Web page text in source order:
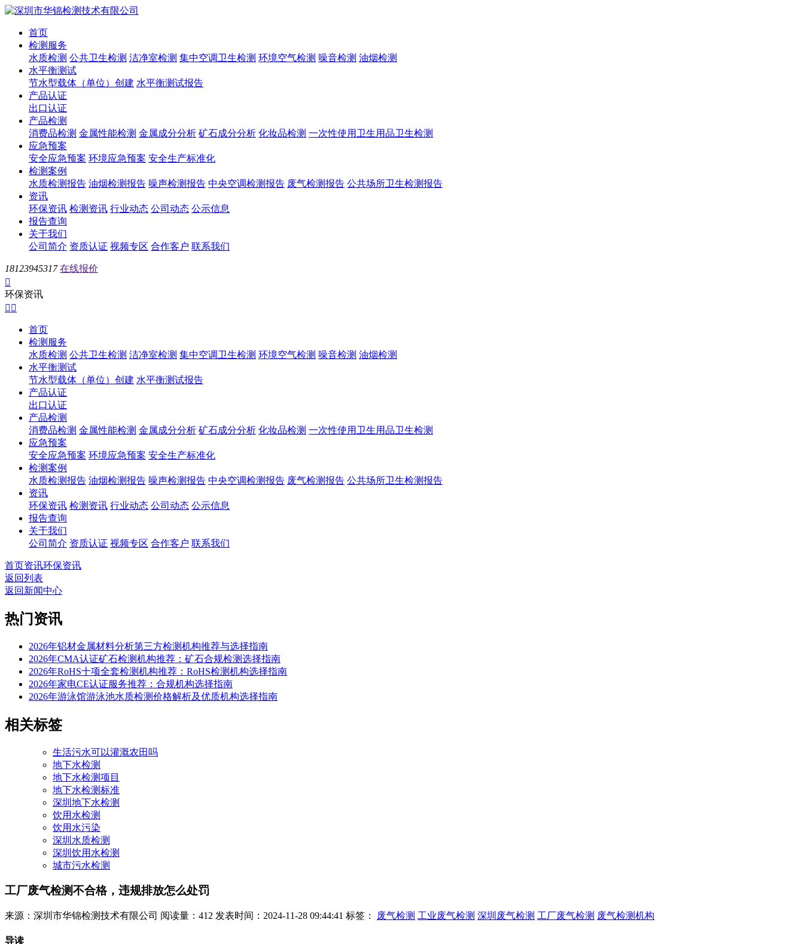
首页
检测服务
水质检测 公共卫生检测 洁净室检测 集中空调卫生检测 环境空气检测 噪音检测 油烟检测
水平衡测试
节水型载体（单位）创建 水平衡测试报告
产品认证
出口认证
产品检测
消费品检测 金属性能检测 金属成分分析 矿石成分分析 化妆品检测 一次性使用卫生用品卫生检测
应急预案
安全应急预案 环境应急预案 安全生产标准化
检测案例
水质检测报告 油烟检测报告 噪声检测报告 中央空调检测报告 废气检测报告 公共场所卫生检测报告
资讯
环保资讯 检测资讯 行业动态 公司动态 公示信息
报告查询
关于我们
公司简介 资质认证 视频专区 合作客户 联系我们
18123945317 在线报价

环保资讯
 
首页
检测服务
水质检测 公共卫生检测 洁净室检测 集中空调卫生检测 环境空气检测 噪音检测 油烟检测
水平衡测试
节水型载体（单位）创建 水平衡测试报告
产品认证
出口认证
产品检测
消费品检测 金属性能检测 金属成分分析 矿石成分分析 化妆品检测 一次性使用卫生用品卫生检测
应急预案
安全应急预案 环境应急预案 安全生产标准化
检测案例
水质检测报告 油烟检测报告 噪声检测报告 中央空调检测报告 废气检测报告 公共场所卫生检测报告
资讯
环保资讯 检测资讯 行业动态 公司动态 公示信息
报告查询
关于我们
公司简介 资质认证 视频专区 合作客户 联系我们
首页资讯环保资讯
返回列表
返回新闻中心
热门资讯
2026年铝材金属材料分析第三方检测机构推荐与选择指南
2026年CMA认证矿石检测机构推荐：矿石合规检测选择指南
2026年RoHS十项全套检测机构推荐：RoHS检测机构选择指南
2026年家电CE认证服务推荐：合规机构选择指南
2026年游泳馆游泳池水质检测价格解析及优质机构选择指南
相关标签
生活污水可以灌溉农田吗
地下水检测
地下水检测项目
地下水检测标准
深圳地下水检测
饮用水检测
饮用水污染
深圳水质检测
深圳饮用水检测
城市污水检测
工厂废气检测不合格，违规排放怎么处罚
来源：深圳市华锦检测技术有限公司 阅读量：412 发表时间：2024-11-28 09:44:41 标签： 废气检测 工业废气检测 深圳废气检测 工厂废气检测 废气检测机构
导读